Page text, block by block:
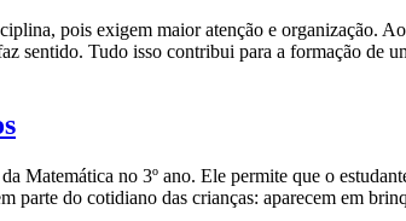
pois exigem maior atenção e organização.
sentido. Tudo isso contribui para a formação de
Matemática no 3º ano. Ele permite que o
do cotidiano das crianças: aparecem em